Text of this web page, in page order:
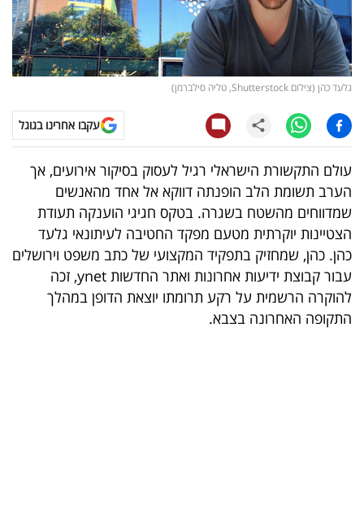
עסקית
קריפטו
ויראלי
טלוויזיה
עסקי
ספורט
קריירה
ולימודים
מינויים
רייטינג
גלעד כהן (צילום Shutterstock, טליה סילברמן)
עקבו אחרינו בגוגל
עולם התקשורת הישראלי רגיל לעסוק בסיקור אירועים, אך
הערב תשומת הלב הופנתה דווקא אל אחד מהאנשים
שמדווחים מהשטח בשגרה. בטקס חגיגי הוענקה תעודת
הצטיינות יוקרתית מטעם מפקד החטיבה לעיתונאי גלעד
כהן. כהן, שמחזיק בתפקיד המקצועי של כתב משפט וירושלים
עבור קבוצת ידיעות אחרונות ואתר החדשות ynet, זכה
להוקרה הרשמית על רקע תרומתו יוצאת הדופן במהלך
התקופה האחרונה בצבא.